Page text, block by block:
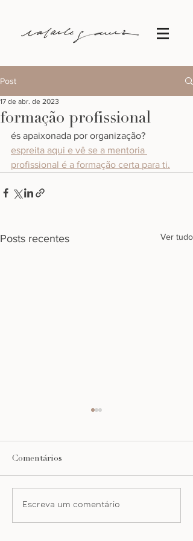
Post
formação profissional
17 de abr. de 2023
és apaixonada por organização?
espreita aqui e vê se a mentoria
profissional é a formação certa para ti.
Posts recentes Ver tudo
Comentários
Escreva um comentário